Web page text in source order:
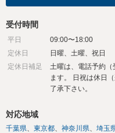
受付時間
平日
09:00〜18:00
定休日
日曜、土曜、祝日
定休日補足
土曜は、電話予約（
ます。 日祝は休日
了承下さい。
対応地域
千葉県 東京都 神奈川県 埼玉